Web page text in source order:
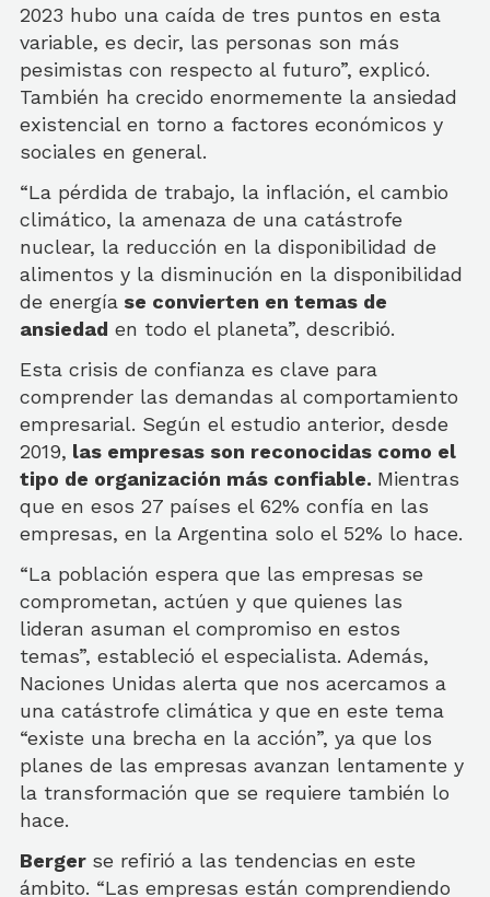
2023 hubo una caída de tres puntos en esta
variable, es decir, las personas son más
pesimistas con respecto al futuro”, explicó.
También ha crecido enormemente la ansiedad
existencial en torno a factores económicos y
sociales en general.
“La pérdida de trabajo, la inflación, el cambio
climático, la amenaza de una catástrofe
nuclear, la reducción en la disponibilidad de
alimentos y la disminución en la disponibilidad
de energía se convierten en temas de
ansiedad en todo el planeta”, describió.
Esta crisis de confianza es clave para
comprender las demandas al comportamiento
empresarial. Según el estudio anterior, desde
2019, las empresas son reconocidas como el
tipo de organización más confiable. Mientras
que en esos 27 países el 62% confía en las
empresas, en la Argentina solo el 52% lo hace.
“La población espera que las empresas se
comprometan, actúen y que quienes las
lideran asuman el compromiso en estos
temas”, estableció el especialista. Además,
Naciones Unidas alerta que nos acercamos a
una catástrofe climática y que en este tema
“existe una brecha en la acción”, ya que los
planes de las empresas avanzan lentamente y
la transformación que se requiere también lo
hace.
Berger se refirió a las tendencias en este
ámbito. “Las empresas están comprendiendo